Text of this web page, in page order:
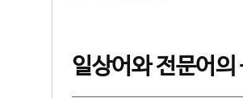
일상어와 전문어의